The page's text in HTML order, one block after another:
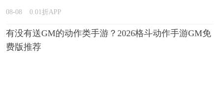
08-08 0.01折APP
有没有送GM的动作类手游？2026格斗动作手游GM免
费版推荐